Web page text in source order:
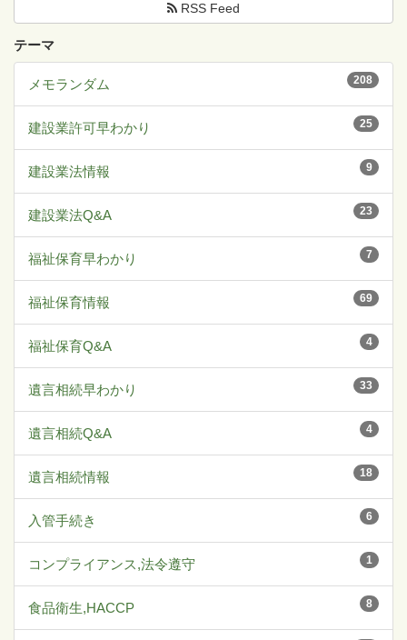
RSS Feed
テーマ
208
メモランダム
25
建設業許可早わかり
9
建設業法情報
23
建設業法Q&A
7
福祉保育早わかり
69
福祉保育情報
4
福祉保育Q&A
33
遺言相続早わかり
4
遺言相続Q&A
18
遺言相続情報
6
入管手続き
1
コンプライアンス,法令遵守
8
食品衛生,HACCP